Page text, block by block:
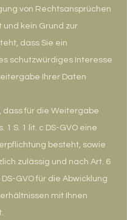
von Rechtsansprüchen
und kein Grund zur
dass Sie ein
schutzwürdiges Interesse
Ihrer Daten
dass für die Weitergabe
1 S. 1 lit. c DS-GVO eine
besteht, sowie
zulässig und nach Art. 6
DS-GVO für die Abwicklung
mit Ihnen